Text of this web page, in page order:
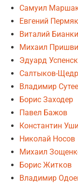
Самуил
Евгений Пермяк
Виталий Бианки
Михаил
Эдуард
Салтыков-
Владимир
Борис Заходер
Павел Бажов
Константин
Николай Носов
Михаил
Борис Житков
Владимир